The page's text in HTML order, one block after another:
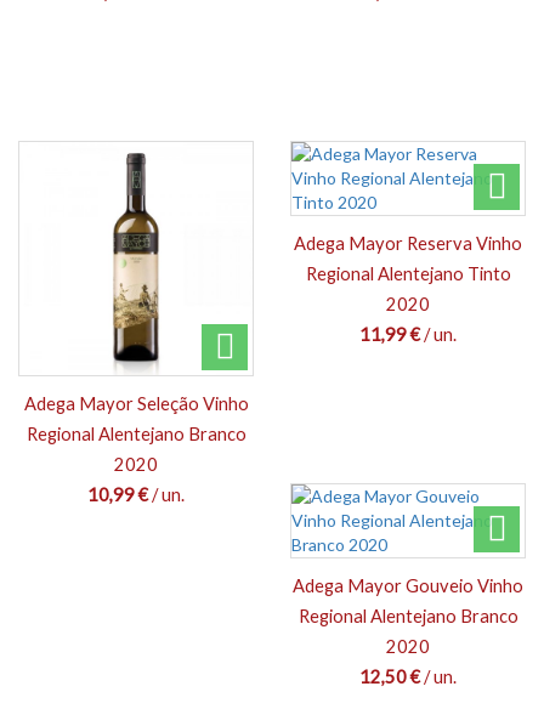
Adega Mayor Seleção Vinho
Regional Alentejano Branco
2020
10,99 €/ un.
Adega Mayor Reserva Vinho
Regional Alentejano Tinto
2020
11,99 €/ un.
Adega Mayor Gouveio Vinho
Regional Alentejano Branco
2020
12,50 €/ un.